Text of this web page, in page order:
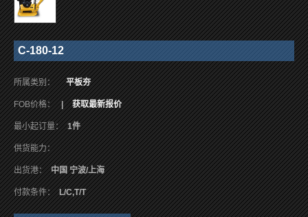
C-180-12
所属类别： 平板夯
FOB价格： | 获取最新报价
最小起订量： 1件
供货能力：
出货港： 中国 宁波/上海
付款条件： L/C,T/T